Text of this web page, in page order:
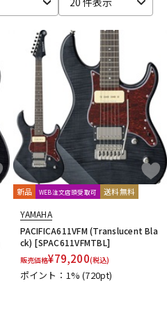
新品 WEB注文店頭受取可 送料無料
YAMAHA
PACIFICA611VFM (Translucent Bla
ck) [SPAC611VFMTBL]
販売価格¥79,200(税込)
ポイント：1%(720pt)